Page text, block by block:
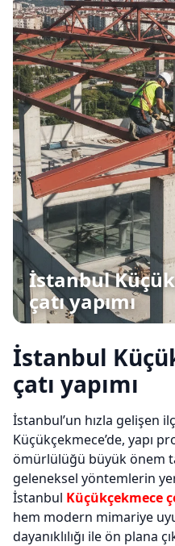
İstanbul
çatı yapımı
İstanbul
çatı yapımı
İstanbul’un hızla gelişen
Küçükçekmece’de, yapı
ömürlülüğü büyük önem
geleneksel yöntemlerin
İstanbul Küçükçekmece
hem modern mimariye
dayanıklılığı ile ön plana